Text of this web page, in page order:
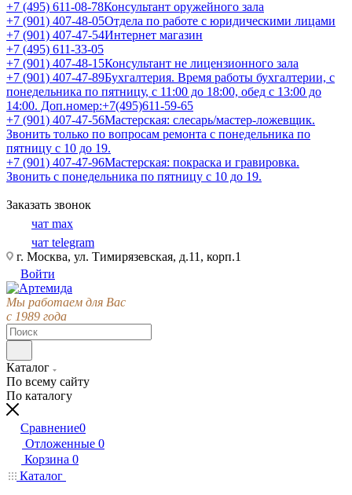
+7 (495) 611-08-78Консультант оружейного зала
+7 (901) 407-48-05Отдела по работе с юридическими лицами
+7 (901) 407-47-54Интернет магазин
+7 (495) 611-33-05
+7 (901) 407-48-15Консультант не лицензионного зала
+7 (901) 407-47-89Бухгалтерия. Время работы бухгалтерии, с
понедельника по пятницу, с 11:00 до 18:00, обед с 13:00 до
14:00. Доп.номер:+7(495)611-59-65
+7 (901) 407-47-56Мастерская: слесарь/мастер-ложевщик.
Звонить только по вопросам ремонта с понедельника по
пятницу с 10 до 19.
+7 (901) 407-47-96Мастерская: покраска и гравировка.
Звонить с понедельника по пятницу с 10 до 19.
Заказать звонок
чат max
чат telegram
г. Москва, ул. Тимирязевская, д.11, корп.1
Войти
Мы работаем для Вас
с 1989 года
Каталог
По всему сайту
По каталогу
Сравнение0
Отложенные 0
Корзина 0
Каталог